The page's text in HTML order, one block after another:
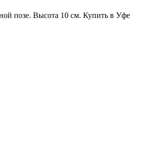
позе. Высота 10 см. Купить в Уфе